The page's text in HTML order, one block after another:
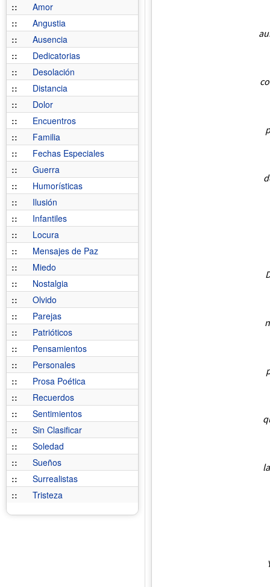
::
Amor
::
Angustia
::
Ausencia
::
Dedicatorias
::
Desolación
::
Distancia
::
Dolor
::
Encuentros
::
Familia
::
Fechas Especiales
::
Guerra
::
Humorísticas
::
Ilusión
::
Infantiles
::
Locura
::
Mensajes de Paz
::
Miedo
::
Nostalgia
::
Olvido
::
Parejas
::
Patrióticos
::
Pensamientos
::
Personales
::
Prosa Poética
::
Recuerdos
::
Sentimientos
::
Sin Clasificar
::
Soledad
::
Sueños
::
Surrealistas
::
Tristeza